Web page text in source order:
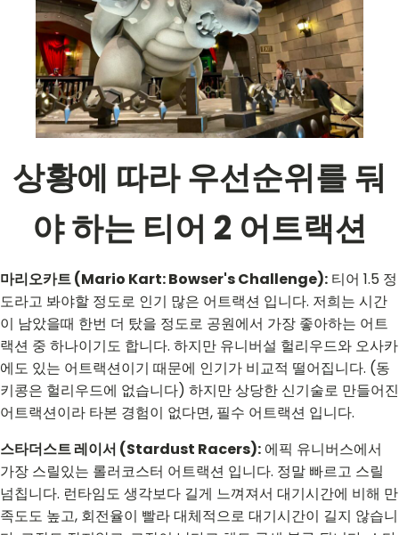
상황에 따라 우선순위를 둬
야 하는 티어 2 어트랙션
마리오카트 (Mario Kart: Bowser's Challenge): 티어 1.5 정
도라고 봐야할 정도로 인기 많은 어트랙션 입니다. 저희는 시간
이 남았을때 한번 더 탔을 정도로 공원에서 가장 좋아하는 어트
랙션 중 하나이기도 합니다. 하지만 유니버설 헐리우드와 오사카
에도 있는 어트랙션이기 때문에 인기가 비교적 떨어집니다. (동
키콩은 헐리우드에 없습니다) 하지만 상당한 신기술로 만들어진
어트랙션이라 타본 경험이 없다면, 필수 어트랙션 입니다.
스타더스트 레이서 (Stardust Racers): 에픽 유니버스에서
가장 스릴있는 롤러코스터 어트랙션 입니다. 정말 빠르고 스릴
넘칩니다. 런타임도 생각보다 길게 느껴져서 대기시간에 비해 만
족도도 높고, 회전율이 빨라 대체적으로 대기시간이 길지 않습니